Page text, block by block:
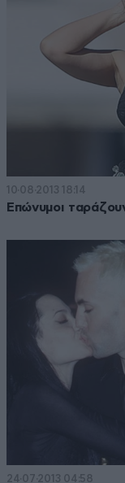
10·08·2013 18:14
Επώνυμοι
24·07·2013 04:58